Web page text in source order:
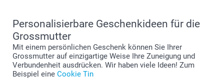
Personalisierbare Geschenkideen für die
Grossmutter
Mit einem persönlichen Geschenk können Sie Ihrer
Grossmutter auf einzigartige Weise Ihre Zuneigung und
Verbundenheit ausdrücken. Wir haben viele Ideen! Zum
Beispiel eine Cookie Tin